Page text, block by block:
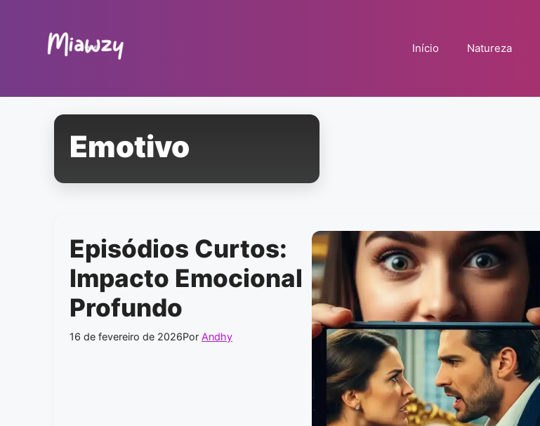
Início Natureza
Emotivo
Episódios Curtos:
Impacto Emocional
Profundo
16 de fevereiro de 2026Por Andhy